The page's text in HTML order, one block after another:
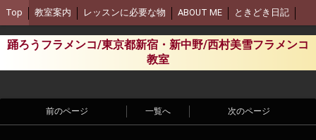
Top 教室案内 レッスンに必要な物 ABOUT ME ときどき日記
踊ろうフラメンコ/東京都新宿・新中野/西村美雪フラメンコ
教室
前のページ 一覧へ 次のページ